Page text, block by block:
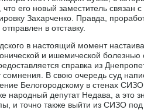
его новый заместитель связан
Захарченко. Правда,
в отставку.
в настоящий момент
и ишемической
справка из
сомнения. В свою очередь суд
Белогородскому в стенах
народный депутат Недава, а это
и точно также выйти из СИЗО